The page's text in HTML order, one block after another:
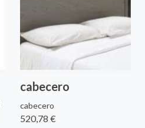
cabecero
cabecero
520,78 €